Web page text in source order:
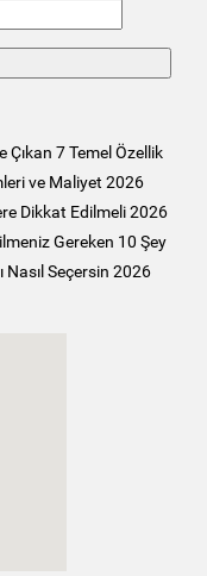
7 Temel Özellik
ve Maliyet 2026
Dikkat Edilmeli 2026
Gereken 10 Şey
Nasıl Seçersin 2026